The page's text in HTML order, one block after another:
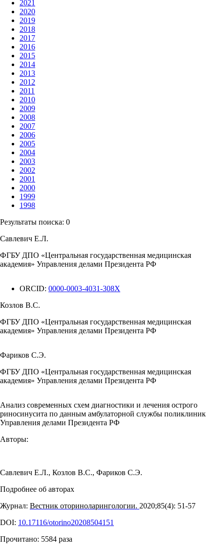
2021
2020
2019
2018
2017
2016
2015
2014
2013
2012
2011
2010
2009
2008
2007
2006
2005
2004
2003
2002
2001
2000
1999
1998
Результаты поиска: 0
Савлевич Е.Л.
ФГБУ ДПО «Центральная государственная медицинская
академия» Управления делами Президента РФ
ORCID: 0000-0003-4031-308X
Козлов В.С.
ФГБУ ДПО «Центральная государственная медицинская
академия» Управления делами Президента РФ
Фариков С.Э.
ФГБУ ДПО «Центральная государственная медицинская
академия» Управления делами Президента РФ
Анализ современных схем диагностики и лечения острого
риносинусита по данным амбулаторной службы поликлиник
Управления делами Президента РФ
Авторы:
Савлевич Е.Л., Козлов В.С., Фариков С.Э.
Подробнее об авторах
Журнал: Вестник оториноларингологии. 2020;85(4): 51‑57
DOI: 10.17116/otorino20208504151
Прочитано: 5584 раза